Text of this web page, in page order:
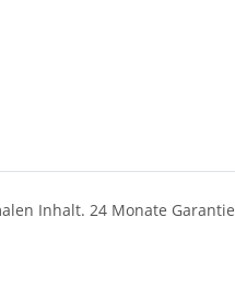
Inhalt. 24 Monate Garantie